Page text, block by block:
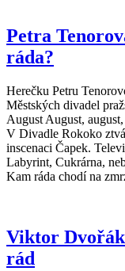
Petra
ráda?
Herečku Petru
Městských divadel
August August,
V Divadle Rokoko
inscenaci Čapek.
Labyrint, Cukrárna,
Kam ráda chodí na
Viktor
rád